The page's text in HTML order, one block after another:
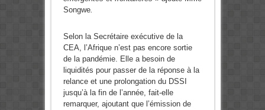
Songwe.
Selon la Secrétaire exécutive de la
CEA, l’Afrique n’est pas encore sortie
de la pandémie. Elle a besoin de
liquidités pour passer de la réponse à la
relance et une prolongation du DSSI
jusqu’à la fin de l’année, fait-elle
remarquer, ajoutant que l’émission de